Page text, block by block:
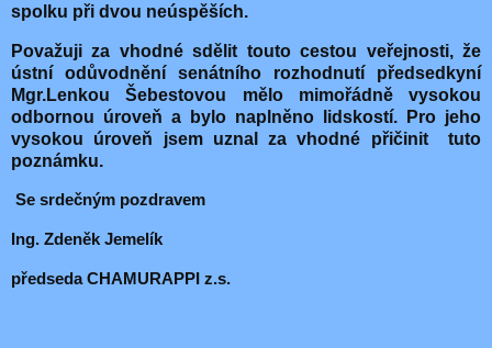
spolku při dvou neúspěších.
Považuji za vhodné sdělit touto cestou veřejnosti, že
ústní odůvodnění senátního rozhodnutí předsedkyní
Mgr.Lenkou Šebestovou mělo mimořádně vysokou
odbornou úroveň a bylo naplněno lidskostí. Pro jeho
vysokou úroveň jsem uznal za vhodné přičinit
tuto
poznámku.
Se srdečným pozdravem
Ing. Zdeněk Jemelík
předseda CHAMURAPPI z.s.